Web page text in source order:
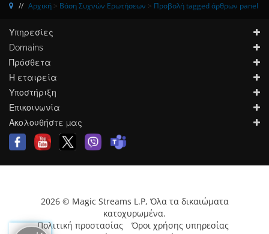
Αρχική > Βάση Συχνών Ερωτήσεων > Προβολή tagged άρθρων panel
Υπηρεσίες
Domains
Πρόσθετα
Η εταιρεία
Υποστήριξη
Επικοινωνία
Ακολουθήστε μας
2026 © Magic Streams L.P, Όλα τα δικαιώματα
κατοχυρωμένα.
Πολιτική προστασίας
Όροι χρήσης υπηρεσίας